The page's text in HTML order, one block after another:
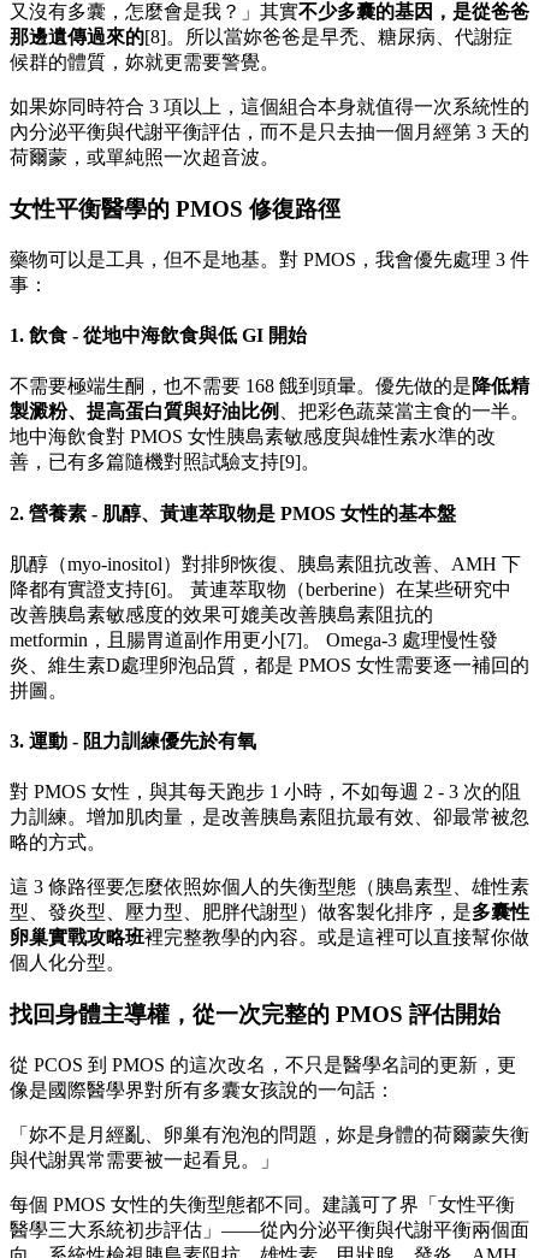
又沒有多囊，怎麼會是我？」其實不少多囊的基因，是從爸爸
那邊遺傳過來的[8]。所以當妳爸爸是早禿、糖尿病、代謝症
候群的體質，妳就更需要警覺。
如果妳同時符合 3 項以上，這個組合本身就值得一次系統性的
內分泌平衡與代謝平衡評估，而不是只去抽一個月經第 3 天的
荷爾蒙，或單純照一次超音波。
女性平衡醫學的 PMOS 修復路徑
藥物可以是工具，但不是地基。對 PMOS，我會優先處理 3 件
事：
1. 飲食 - 從地中海飲食與低 GI 開始
不需要極端生酮，也不需要 168 餓到頭暈。優先做的是降低精
製澱粉、提高蛋白質與好油比例
、把彩色蔬菜當主食的一半。
地中海飲食對 PMOS 女性胰島素敏感度與雄性素水準的改
善，已有多篇隨機對照試驗支持[9]。
2. 營養素 - 肌醇、黃連萃取物是 PMOS 女性的基本盤
肌醇（myo-inositol）對排卵恢復、胰島素阻抗改善、AMH 下
降都有實證支持[6]。 黃連萃取物（berberine）在某些研究中
改善胰島素敏感度的效果可媲美改善胰島素阻抗的
metformin，且腸胃道副作用更小[7]。 Omega-3 處理慢性發
炎、維生素D處理卵泡品質，都是 PMOS 女性需要逐一補回的
拼圖。
3. 運動 - 阻力訓練優先於有氧
對 PMOS 女性，與其每天跑步 1 小時，不如每週 2 - 3 次的阻
力訓練。增加肌肉量，是改善胰島素阻抗最有效、卻最常被忽
略的方式。
這 3 條路徑要怎麼依照妳個人的失衡型態（胰島素型、雄性素
型、發炎型、壓力型、肥胖代謝型）做客製化排序，是多囊性
卵巢實戰攻略班裡完整教學的內容。或是這裡可以直接幫你做
個人化分型。
找回身體主導權，從一次完整的 PMOS 評估開始
從 PCOS 到 PMOS 的這次改名，不只是醫學名詞的更新，更
像是國際醫學界對所有多囊女孩說的一句話：
「妳不是月經亂、卵巢有泡泡的問題，妳是身體的荷爾蒙失衡
與代謝異常需要被一起看見。」
每個 PMOS 女性的失衡型態都不同。建議可了界「女性平衡
醫學三大系統初步評估」——從內分泌平衡與代謝平衡兩個面